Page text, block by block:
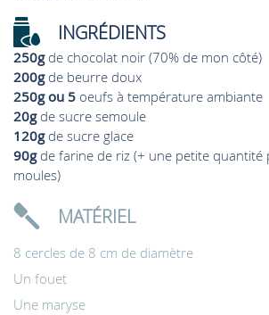
INGRÉDIENTS
250gde chocolat noir (70% de mon côté)
200gde beurre doux
250g ou 5 oeufs à température ambiante
20gde sucre semoule
120gde sucre glace
90gde farine de riz (+ une petite quantité
moules)
MATÉRIEL
8 cercles de 8 cm de diamètre
Un fouet
Une maryse